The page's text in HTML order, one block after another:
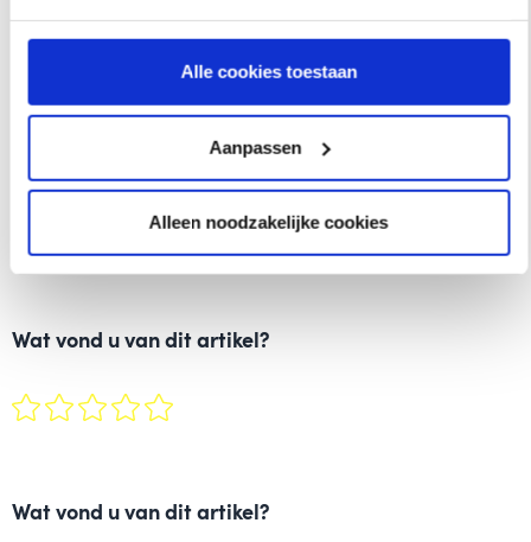
Alle cookies toestaan
Aanpassen
Alleen noodzakelijke cookies
where work is done toward the promising future of fintech
and where people and companies challenge each other to
continue to innovate.
coeo can be found at stand number
E50.
Wat vond u van dit artikel?
Wat vond u van dit artikel?